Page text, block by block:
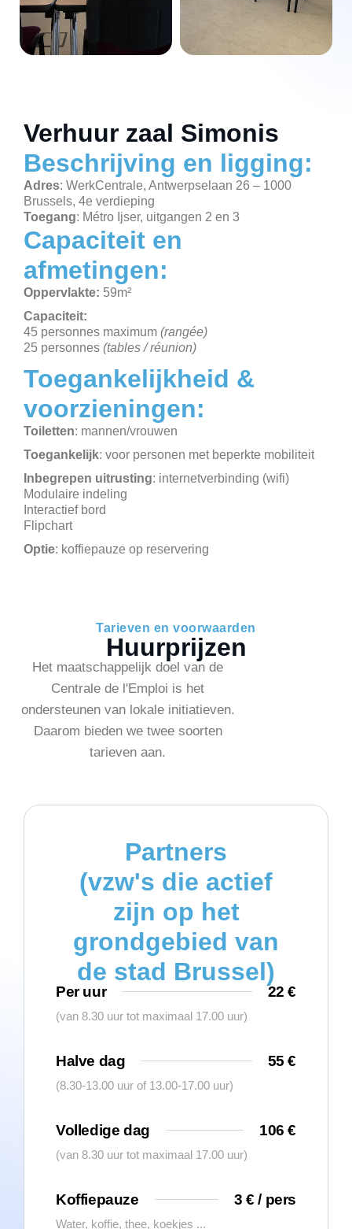
Verhuur zaal Simonis
Beschrijving en ligging:
Adres: WerkCentrale, Antwerpselaan 26 – 1000
Brussels, 4e verdieping
Toegang: Métro Ijser, uitgangen 2 en 3
Capaciteit en
afmetingen:
Oppervlakte: 59m²
Capaciteit:
45 personnes maximum (rangée)
25 personnes (tables / réunion)
Toegankelijkheid &
voorzieningen:
Toiletten: mannen/vrouwen
Toegankelijk: voor personen met beperkte mobiliteit
Inbegrepen uitrusting: internetverbinding (wifi)
Modulaire indeling
Interactief bord
Flipchart
Optie: koffiepauze op reservering
Tarieven en voorwaarden
Huurprijzen
Het maatschappelijk doel van de
Centrale de l'Emploi is het
ondersteunen van lokale initiatieven.
Daarom bieden we twee soorten
tarieven aan.
Partners
(vzw's die actief
zijn op het
grondgebied van
de stad Brussel)
Per uur 22 €
(van 8.30 uur tot maximaal 17.00 uur)
Halve dag 55 €
(8.30-13.00 uur of 13.00-17.00 uur)
Volledige dag 106 €
(van 8.30 uur tot maximaal 17.00 uur)
Koffiepauze 3 € / pers
Water, koffie, thee, koekjes ...